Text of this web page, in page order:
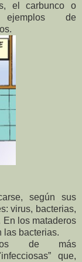
el carbunco o
de
según sus
virus, bacterias,
En los mataderos
las bacterias.
de más
que,